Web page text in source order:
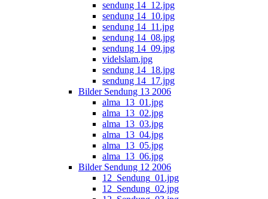
sendung 14_12.jpg
sendung 14_10.jpg
sendung 14_11.jpg
sendung 14_08.jpg
sendung 14_09.jpg
videlslam.jpg
sendung 14_18.jpg
sendung 14_17.jpg
Bilder Sendung 13 2006
alma_13_01.jpg
alma_13_02.jpg
alma_13_03.jpg
alma_13_04.jpg
alma_13_05.jpg
alma_13_06.jpg
Bilder Sendung 12 2006
12_Sendung_01.jpg
12_Sendung_02.jpg